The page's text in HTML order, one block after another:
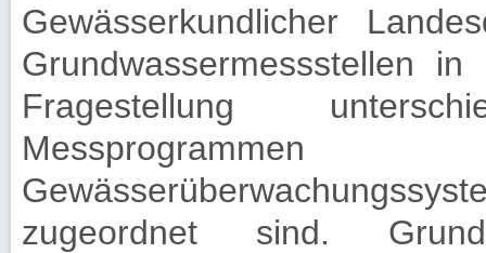
Gewässerkundlicher
Grundwassermessstellen
Fragestellung
zugeordnet sind.